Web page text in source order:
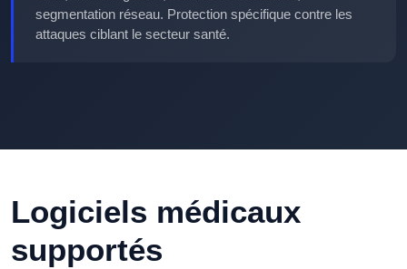
segmentation réseau. Protection spécifique contre les
attaques ciblant le secteur santé.
Logiciels médicaux
supportés